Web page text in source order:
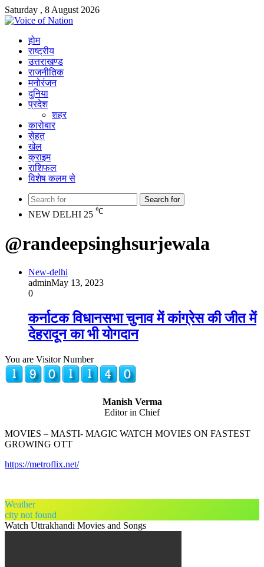
Saturday , 8 August 2026
होम
राष्ट्रीय
उत्तराखण्ड
राजनीतिक
मनोरंजन
दुनिया
प्रदेश
शहर
कारोबार
सेहत
खेल
क्राइम
राशिफल
विशेष कलम से
Search for
NEW DELHI 25 ℃
@randeepsinghsurjewala
New-delhi
adminMay 13, 2023
0
कर्नाटक विधानसभा चुनाव में कांग्रेस की जीत में
देहरादून का भी योगदान
You are Visitor Number
Manish Verma
Editor in Chief
MOVIES – MASTI- MAGIC WATCH MOVIES ON FASTEST
GROWING OTT
https://metroflix.net/
Weather
city not found
Watch Uttrakhandi Movies and Songs